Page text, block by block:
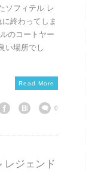
ソフィテル レ
終わってしま
のコートヤー
い場所でし
Read More
0
レジェンド